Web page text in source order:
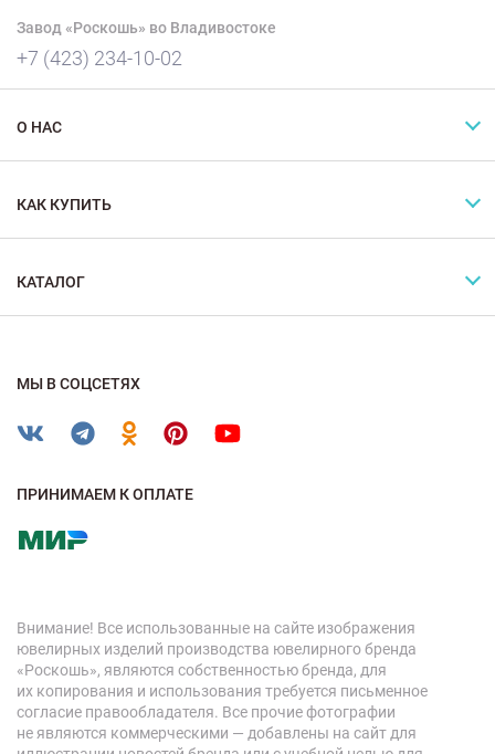
Завод «Роскошь» во Владивостоке
+7 (423) 234-10-02
О НАС
КАК КУПИТЬ
КАТАЛОГ
МЫ В СОЦСЕТЯХ
ПРИНИМАЕМ К ОПЛАТЕ
Внимание! Все использованные на сайте изображения
ювелирных изделий производства ювелирного бренда
«Роскошь», являются собственностью бренда, для
их копирования и использования требуется письменное
согласие правообладателя. Все прочие фотографии
не являются коммерческими — добавлены на сайт для